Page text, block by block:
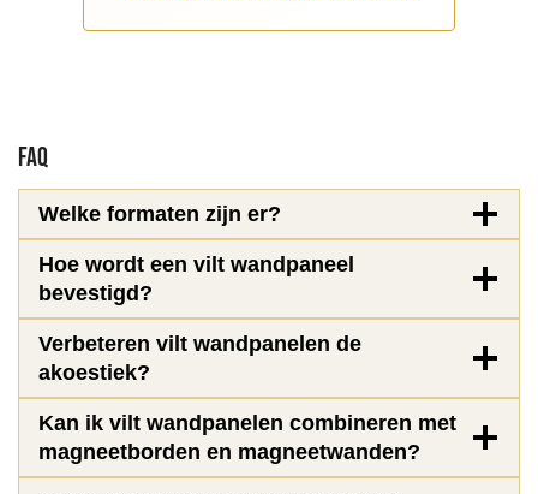
FAQ
Welke formaten zijn er?
Hoe wordt een vilt wandpaneel
bevestigd?
Verbeteren vilt wandpanelen de
akoestiek?
Kan ik vilt wandpanelen combineren met
magneetborden en magneetwanden?